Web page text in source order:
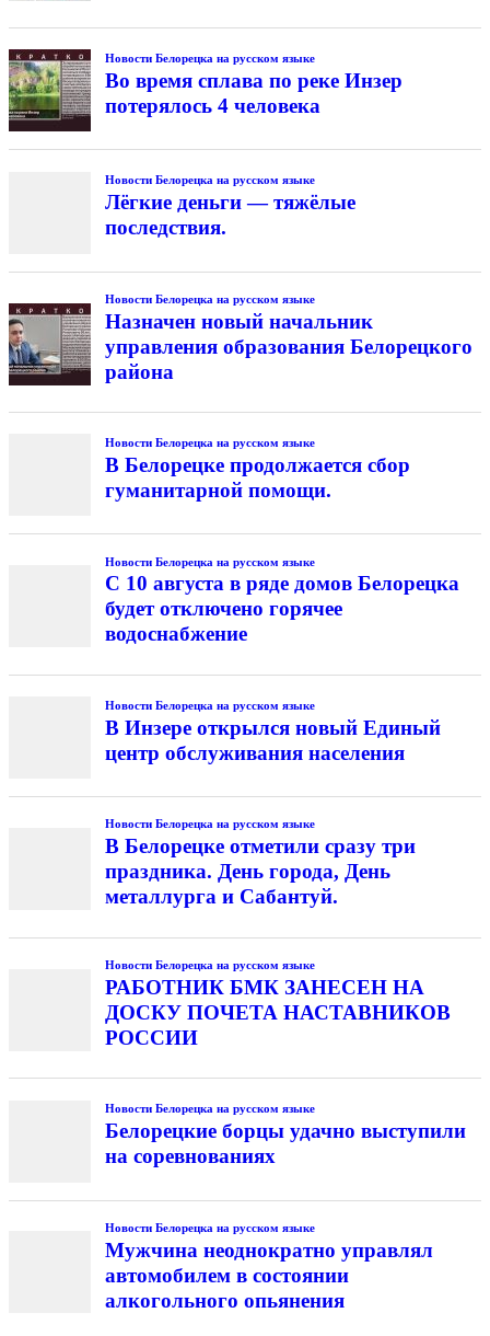
Новости Белорецка на русском языке
Во время сплава по реке Инзер
потерялось 4 человека
Новости Белорецка на русском языке
Лёгкие деньги — тяжёлые
последствия.
Новости Белорецка на русском языке
Назначен новый начальник
управления образования Белорецкого
района
Новости Белорецка на русском языке
В Белорецке продолжается сбор
гуманитарной помощи.
Новости Белорецка на русском языке
С 10 августа в ряде домов Белорецка
будет отключено горячее
водоснабжение
Новости Белорецка на русском языке
В Инзере открылся новый Единый
центр обслуживания населения
Новости Белорецка на русском языке
В Белорецке отметили сразу три
праздника. День города, День
металлурга и Сабантуй.
Новости Белорецка на русском языке
РАБОТНИК БМК ЗАНЕСЕН НА
ДОСКУ ПОЧЕТА НАСТАВНИКОВ
РОССИИ
Новости Белорецка на русском языке
Белорецкие борцы удачно выступили
на соревнованиях
Новости Белорецка на русском языке
Мужчина неоднократно управлял
автомобилем в состоянии
алкогольного опьянения